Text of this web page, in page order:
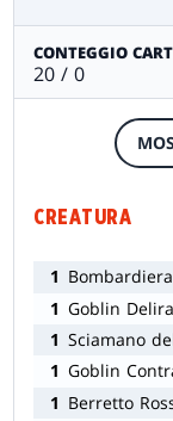
CONTEGGIO
20 / 0
CREATURA
1
1 Goblin
1 Sciamano
1 Goblin
1 Berretto